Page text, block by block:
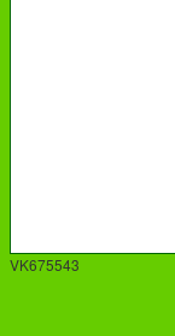
VK675543